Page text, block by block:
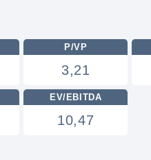
P/VP
3,21
EV/EBITDA
10,47